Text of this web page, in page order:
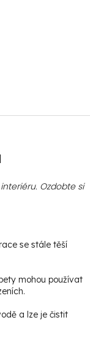
Ozdobte si
se stále těší
mohou používat
a lze je čistit